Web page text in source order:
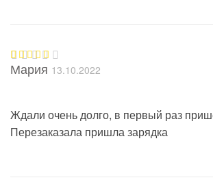
Оценка5
из 5
Мария 13.10.2022
Ждали очень долго, в первый раз
Перезаказала пришла зарядка